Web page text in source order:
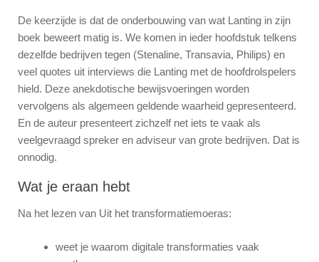
De keerzijde is dat de onderbouwing van wat Lanting in zijn
boek beweert matig is. We komen in ieder hoofdstuk telkens
dezelfde bedrijven tegen (Stenaline, Transavia, Philips) en
veel quotes uit interviews die Lanting met de hoofdrolspelers
hield. Deze anekdotische bewijsvoeringen worden
vervolgens als algemeen geldende waarheid gepresenteerd.
En de auteur presenteert zichzelf net iets te vaak als
veelgevraagd spreker en adviseur van grote bedrijven. Dat is
onnodig.
Wat je eraan hebt
Na het lezen van Uit het transformatiemoeras:
weet je waarom digitale transformaties vaak